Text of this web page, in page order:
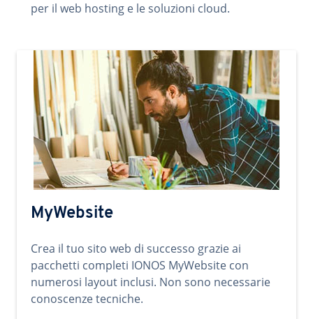
per il web hosting e le soluzioni cloud.
MyWebsite
Crea il tuo sito web di successo grazie ai
pacchetti completi IONOS MyWebsite con
numerosi layout inclusi. Non sono necessarie
conoscenze tecniche.